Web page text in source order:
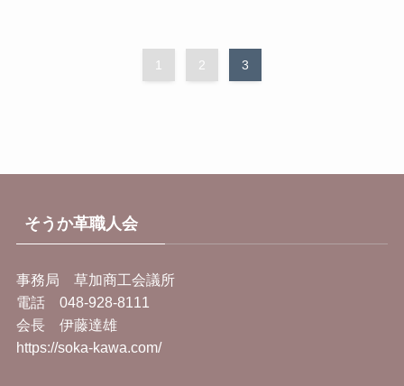
1 2 3
そうか革職人会
事務局 草加商工会議所
電話 048-928-8111
会長 伊藤達雄
https://soka-kawa.com/